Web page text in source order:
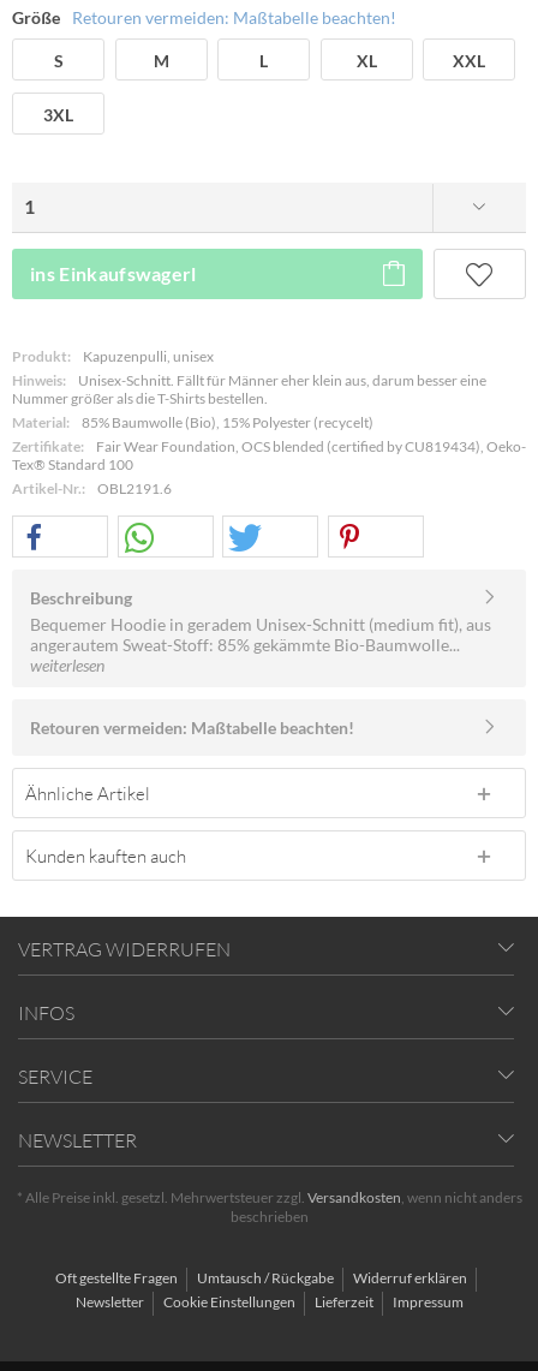
Größe Retouren vermeiden: Maßtabelle beachten!
S M L XL XXL
3XL
ins Einkaufswagerl
Produkt:
Kapuzenpulli, unisex
Hinweis:
Unisex-Schnitt. Fällt für Männer eher klein aus, darum besser eine
Nummer größer als die T-Shirts bestellen.
Material:
85% Baumwolle (Bio), 15% Polyester (recycelt)
Zertifikate:
Fair Wear Foundation, OCS blended (certified by CU819434), Oeko-
Tex® Standard 100
Artikel-Nr.:
OBL2191.6
Beschreibung
Bequemer Hoodie in geradem Unisex-Schnitt (medium fit), aus
angerautem Sweat-Stoff: 85% gekämmte Bio-Baumwolle...
weiterlesen
Retouren vermeiden: Maßtabelle beachten!
Ähnliche Artikel
Kunden kauften auch
VERTRAG WIDERRUFEN
INFOS
SERVICE
NEWSLETTER
* Alle Preise inkl. gesetzl. Mehrwertsteuer zzgl. Versandkosten, wenn nicht anders
beschrieben
Oft gestellte Fragen Umtausch / Rückgabe
Widerruf erklären
Newsletter
Cookie Einstellungen Lieferzeit Impressum